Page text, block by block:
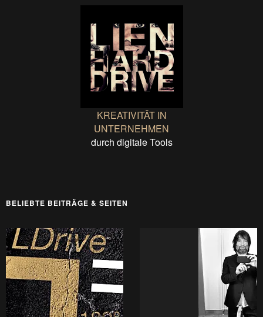
KREATIVITÄT IN
UNTERNEHMEN
durch digitale Tools
BELIEBTE BEITRÄGE & SEITEN